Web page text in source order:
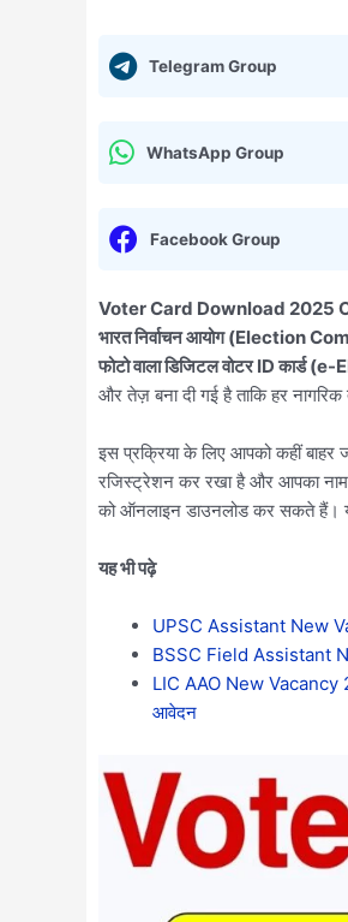
Telegram Group
WhatsApp Group
Facebook Group
Voter Card Download 2025
भारत निर्वाचन आयोग (Election
फोटो वाला डिजिटल वोटर ID कार्ड (e-
और तेज़ बना दी गई है ताकि हर
इस प्रक्रिया के लिए आपको कहीं
रजिस्ट्रेशन कर रखा है और आपका
को ऑनलाइन डाउनलोड कर सकते हैं।
यह भी पढ़े
UPSC Assistant New
BSSC Field Assistant
LIC AAO New Vacancy
आवेदन